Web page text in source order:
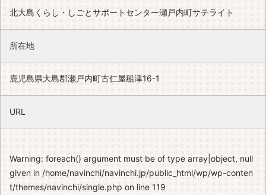
北大島くらし・しごとサポートセンター瀬戸内町サテライト
所在地
鹿児島県大島郡瀬戸内町古仁屋船津16-1
URL
Warning: foreach() argument must be of type array|object, null
given in/home/navinchi/navinchi.jp/public_html/wp/wp-conten
t/themes/navinchi/single.phpon line119